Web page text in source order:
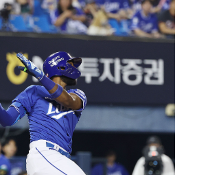
진영2, 버디 성공
현경, 가벼운 발걸음
현경, 생각보다 어렵네
현경, 멀리가자
예성, 벌써 덥네
이민규, KPGA 데이비드골프 투어 15회 대회 우승……